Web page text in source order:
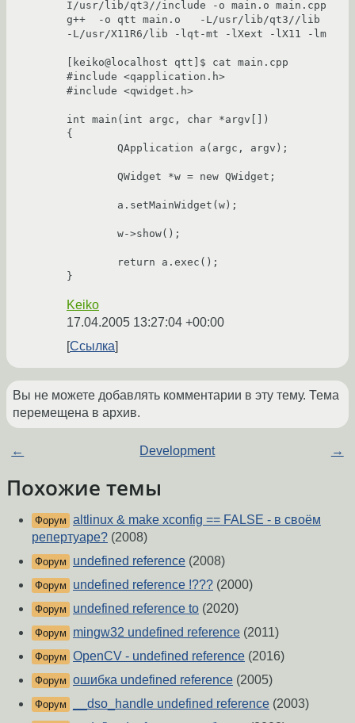
I/usr/lib/qt3//include -o main.o main.cpp
g++  -o qtt main.o   -L/usr/lib/qt3//lib
-L/usr/X11R6/lib -lqt-mt -lXext -lX11 -lm
[keiko@localhost qtt]$ cat main.cpp
#include <qapplication.h>
#include <qwidget.h>
int main(int argc, char *argv[])
{
Keiko
17.04.2005 13:27:04 +00:00
Ссылка
Вы не можете добавлять комментарии в эту тему. Тема
перемещена в архив.
← Development →
Похожие темы
Форум altlinux & make xconfig == FALSE - в своём
репертуаре? (2008)
Форум undefined reference (2008)
Форум undefined reference !??? (2000)
Форум undefined reference to (2020)
Форум mingw32 undefined reference (2011)
Форум OpenCV - undefined reference (2016)
Форум ошибка undefined reference (2005)
Форум __dso_handle undefined reference (2003)